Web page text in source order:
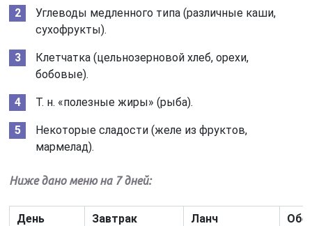
Углеводы медленного типа (различные каши,
сухофрукты).
Клетчатка (цельнозерновой хлеб, орехи,
бобовые).
Т. н. «полезные жиры» (рыба).
Некоторые сладости (желе из фруктов,
мармелад).
Ниже дано меню на 7 дней:
День Завтрак Ланч